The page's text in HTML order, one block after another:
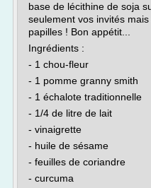
base de lécithine de soja
seulement vos invités
papilles ! Bon appétit...
Ingrédients :
- 1 chou-fleur
- 1 pomme granny smith
- 1 échalote traditionnelle
- 1/4 de litre de lait
- vinaigrette
- huile de sésame
- feuilles de coriandre
- curcuma